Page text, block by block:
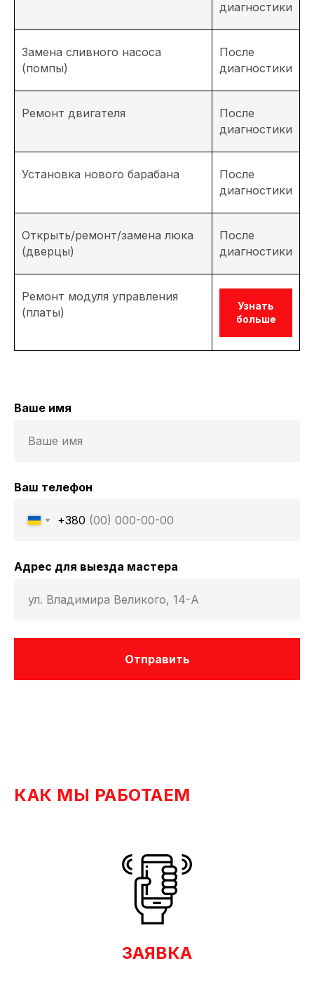
диагностики
Замена сливного насоса
(помпы)
После
диагностики
Ремонт двигателя
После
диагностики
Установка нового барабана
После
диагностики
Открыть/ремонт/замена люка
(дверцы)
После
диагностики
Ремонт модуля управления
(платы)
Узнать
больше
Ваше имя
Ваш телефон
+380
Адрес для выезда мастера
Отправить
КАК МЫ РАБОТАЕМ
ЗАЯВКА